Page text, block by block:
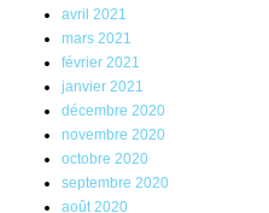
avril 2021
mars 2021
février 2021
janvier 2021
décembre 2020
novembre 2020
octobre 2020
septembre 2020
août 2020